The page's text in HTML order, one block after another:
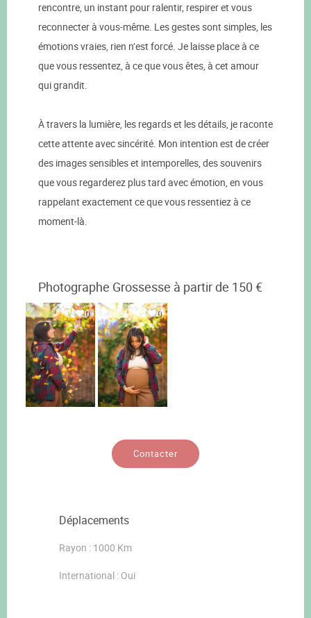
rencontre, un instant pour ralentir, respirer et vous
reconnecter à vous-même. Les gestes sont simples, les
émotions vraies, rien n’est forcé. Je laisse place à ce
que vous ressentez, à ce que vous êtes, à cet amour
qui grandit.
À travers la lumière, les regards et les détails, je raconte
cette attente avec sincérité. Mon intention est de créer
des images sensibles et intemporelles, des souvenirs
que vous regarderez plus tard avec émotion, en vous
rappelant exactement ce que vous ressentiez à ce
moment-là.
Photographe Grossesse à partir de 150 €
0 0
Contacter
Déplacements
Rayon : 1000 Km
International : Oui